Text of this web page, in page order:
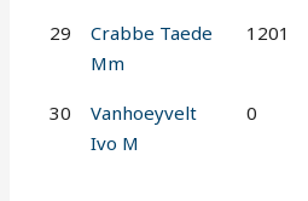
29
Crabbe Taede
Mm
1201
30
Vanhoeyvelt
Ivo M
0